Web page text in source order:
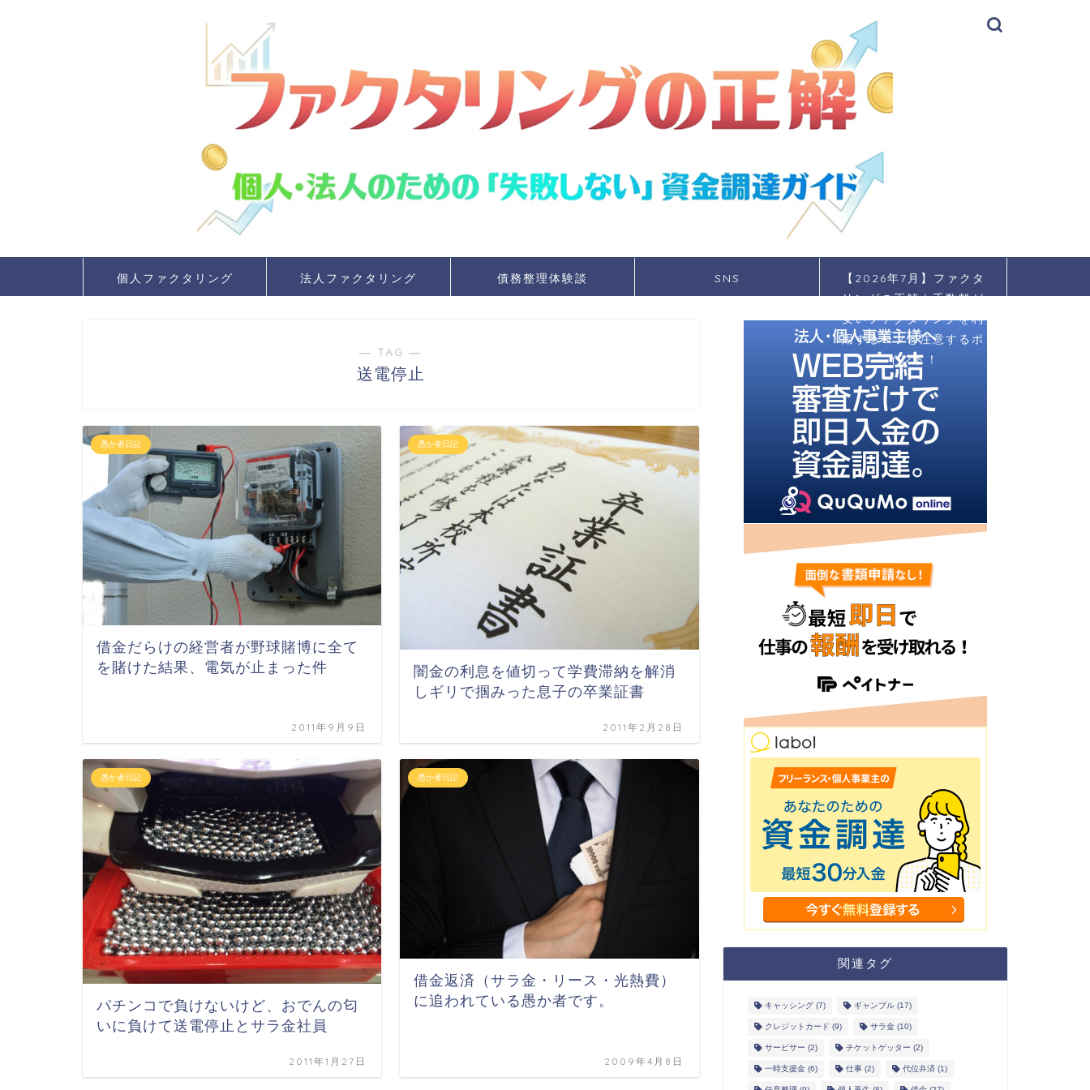
個人ファクタリング 法人ファクタリング 債務整理体験談 SNS
【2026年7月】ファクタ
リングの正解｜手数料が
安いファクタリングを利
用するコツと注意するポ
イント！
― TAG ―
送電停止
愚か者日記
借金だらけの経営者が野球賭博に全て
を賭けた結果、電気が止まった件
2011年9月9日
愚か者日記
闇金の利息を値切って学費滞納を解消
しギリで掴みった息子の卒業証書
2011年2月28日
愚か者日記
パチンコで負けないけど、おでんの匂
いに負けて送電停止とサラ金社員
2011年1月27日
愚か者日記
借金返済（サラ金・リース・光熱費）
に追われている愚か者です。
2009年4月8日
関連タグ
キャッシング(7) ギャンブル(17)
クレジットカード (9) サラ金(10)
サービサー (2) チケットゲッター (2)
一時支援金(6) 仕事(2) 代位弁済(1)